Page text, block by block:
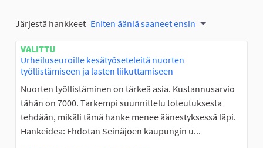
Järjestä hankkeet Eniten ääniä saaneet ensin
VALITTU
Urheiluseuroille kesätyöseteleitä nuorten
työllistämiseen ja lasten liikuttamiseen
Nuorten työllistäminen on tärkeä asia. Kustannusarvio
tähän on 7000. Tarkempi suunnittelu toteutuksesta
tehdään, mikäli tämä hanke menee äänestyksessä läpi.
Hankeidea: Ehdotan Seinäjoen kaupungin u...